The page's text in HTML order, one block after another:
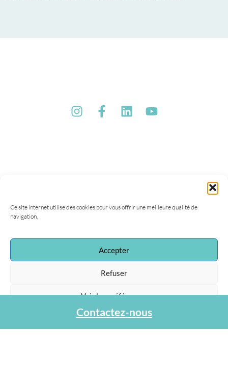
Ce site internet utilise des cookies pour vous offrir une meilleure qualité de
navigation.
Accepter
Refuser
Voir les préférences
Protection des données personnelles
Association Agapa
47, rue de la Procession
Contactez-nous